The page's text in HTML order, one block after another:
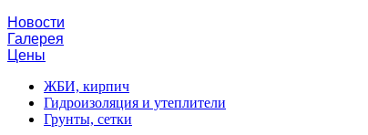
Новости
Галерея
Цены
ЖБИ, кирпич
Гидроизоляция и утеплители
Грунты, сетки